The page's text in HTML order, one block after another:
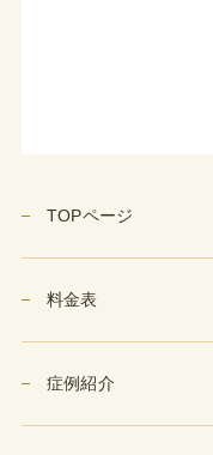
TOPページ
料金表
症例紹介